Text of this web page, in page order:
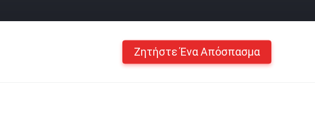
Ζητήστε Ένα Απόσπασμα